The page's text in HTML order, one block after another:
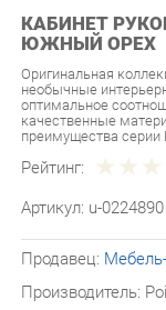
ЮЖНЫЙ ОРЕХ
Оригинальная
оптимальное
качественные
преимущества серии
Рейтинг:
Артикул: u-0224890
Производитель:
Последняя цена: